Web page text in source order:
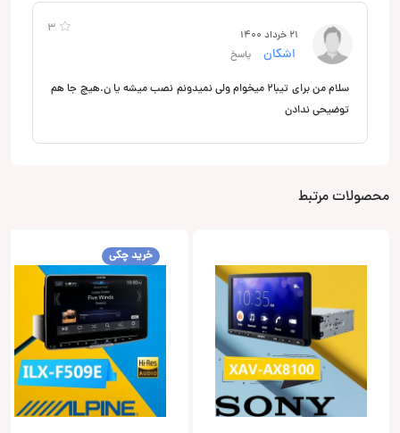
3 21 خرداد 1400
اشکان پاسخ
سلام من برای تیبا۲ میخوام ولی نمیدونم نصب میشه یا ن.هیچ جا هم
توضیحی ندادن
محصولات مرتبط
خرید چکی